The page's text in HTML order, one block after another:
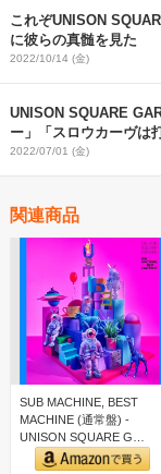
これぞUNISON
に彼らの真髄を見た
2022/10/14 (金)
UNISON SQUARE
ー」「スロウカーヴは
開
2022/07/01 (金)
関連商品
SUB MACHINE, BEST
MACHINE (通常盤) -
UNISON SQUARE G…